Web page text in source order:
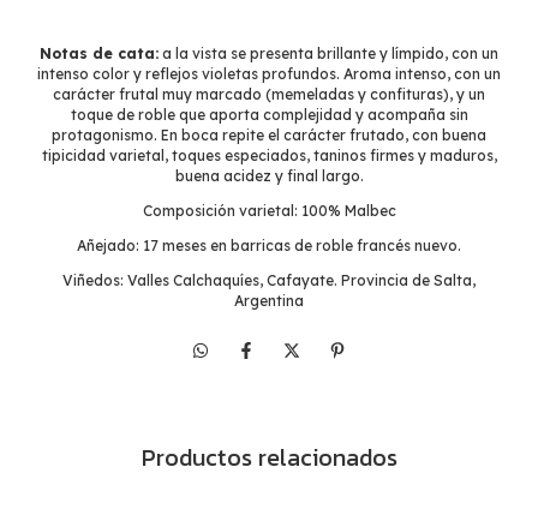
Notas de cata: a la vista se presenta brillante y límpido, con un
intenso color y reflejos violetas profundos. Aroma intenso, con un
carácter frutal muy marcado (memeladas y confituras), y un
toque de roble que aporta complejidad y acompaña sin
protagonismo. En boca repite el carácter frutado, con buena
tipicidad varietal, toques especiados, taninos firmes y maduros,
buena acidez y final largo.
Composición varietal: 100% Malbec
Añejado: 17 meses en barricas de roble francés nuevo.
Viñedos: Valles Calchaquíes, Cafayate. Provincia de Salta,
Argentina
Productos relacionados